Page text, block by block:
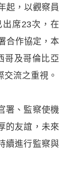
起，以觀察員
席23次，在
合作協定，本
哥及哥倫比亞
流之重視。
署、監察使機
的友誼，未來
續進行監察與